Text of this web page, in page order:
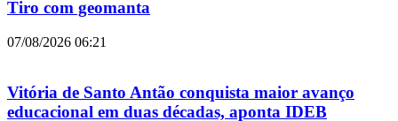
Tiro com geomanta
07/08/2026 06:21
Vitória de Santo Antão conquista maior avanço
educacional em duas décadas, aponta IDEB